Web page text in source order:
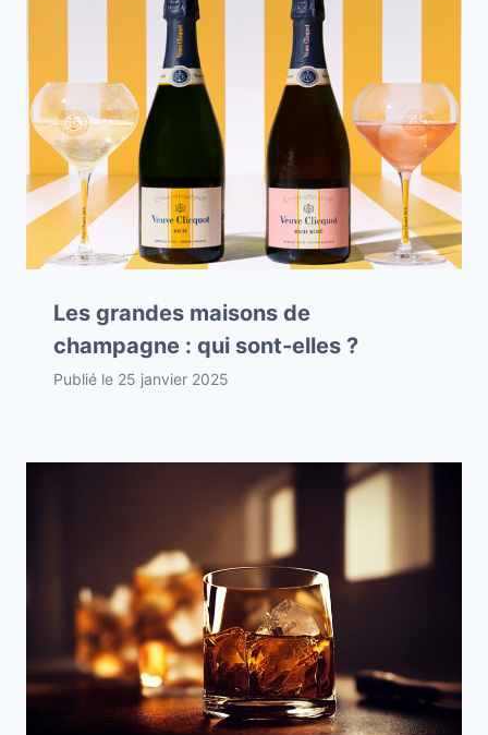
Les grandes maisons de
champagne : qui sont-elles ?
Publié le 25 janvier 2025